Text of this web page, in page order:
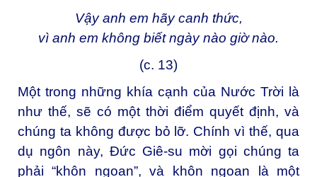
Vậy anh em hãy canh thức,
vì anh em không biết ngày nào giờ nào.
(c. 13)
Một trong những khía cạnh của Nước Trời là
như thế, sẽ có một thời điểm quyết định, và
chúng ta không được bỏ lỡ. Chính vì thế, qua
dụ ngôn này, Đức Giê-su mời gọi chúng ta
phải “khôn ngoan”, và khôn ngoan là một